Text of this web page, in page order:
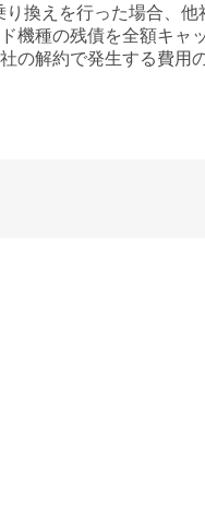
換えを行った場合、他
機種の残債を全額キャ
の解約で発生する費用